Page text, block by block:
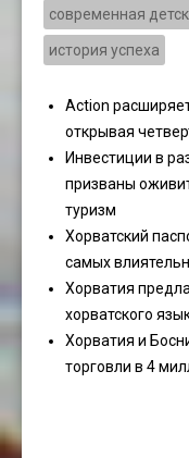
современная
история успеха
Action
открывая
Инвестиции в
призваны
туризм
Хорватский
самых
Хорватия
хорватского
Хорватия и
торговли в 4